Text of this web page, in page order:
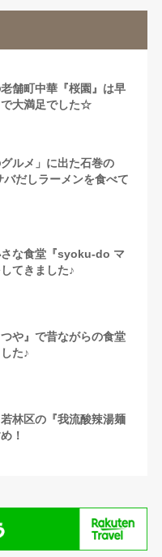
舗町中華『桜園』は早
で大満足でした☆
ルメ」に出た石巻の
バだしラーメンを食べて
な食堂『syoku-do マ
てきました♪
や』で昔ながらの食堂
た♪
林区の『我流酸辣湯麺
！